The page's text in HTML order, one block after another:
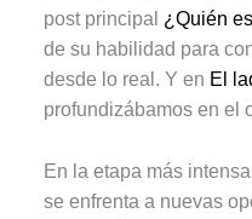
post principal ¿Quién
de su habilidad para
desde lo real. Y en El
profundizábamos en el
En la etapa más
se enfrenta a nuevas